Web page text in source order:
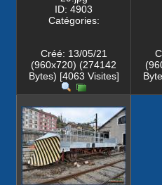
ID: 4903
Catégories:
Créé: 13/05/21
(960x720) (274142
Bytes) [4063 Visites]